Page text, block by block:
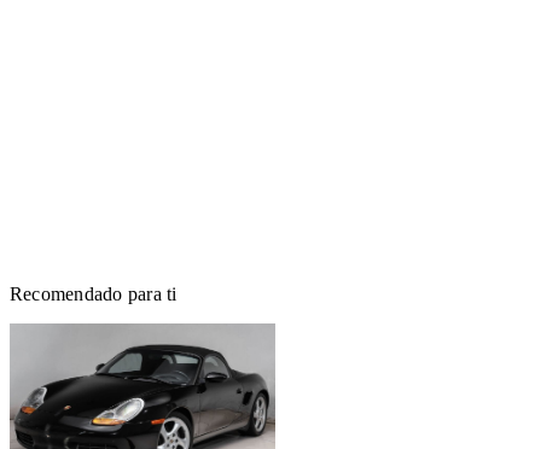
Recomendado para ti